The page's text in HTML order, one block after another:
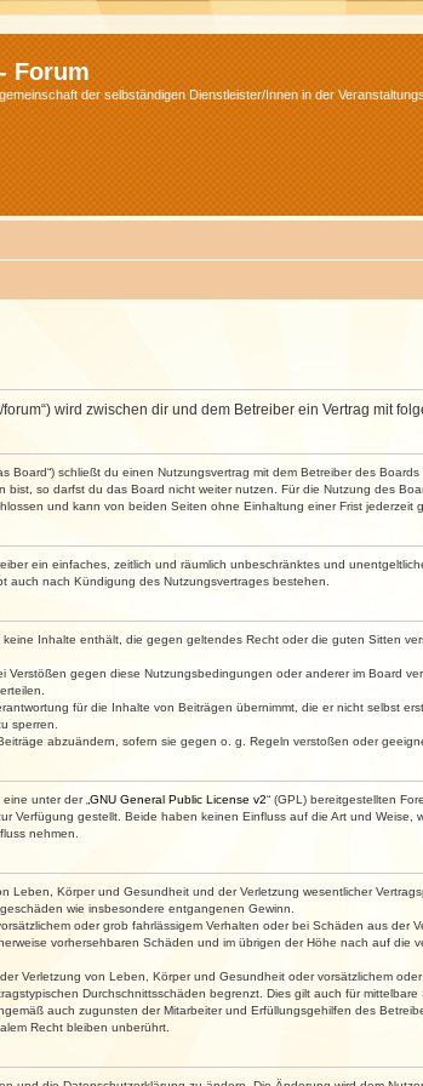
Forum
der selbständigen Dienstleister/Innen in der
forum“) wird zwischen dir und dem Betreiber ein Vertrag mit
Board“) schließt du einen Nutzungsvertrag mit dem Betreiber des
so darfst du das Board nicht weiter nutzen. Für die Nutzung des
und kann von beiden Seiten ohne Einhaltung einer Frist jederzeit
ein einfaches, zeitlich und räumlich unbeschränktes und
auch nach Kündigung des Nutzungsvertrages bestehen.
Inhalte enthält, die gegen geltendes Recht oder die guten Sitten
Verstößen gegen diese Nutzungsbedingungen oder anderer im Board
für die Inhalte von Beiträgen übernimmt, die er nicht selbst
sperren.
abzuändern, sofern sie gegen o. g. Regeln verstoßen oder
unter der „ GNU General Public License v2“ (GPL) bereitgestellten
Verfügung gestellt. Beide haben keinen Einfluss auf die Art und
nehmen.
Leben, Körper und Gesundheit und der Verletzung wesentlicher
wie insbesondere entgangenen Gewinn.
oder grob fahrlässigem Verhalten oder bei Schäden aus
vorhersehbaren Schäden und im übrigen der Höhe nach auf
Verletzung von Leben, Körper und Gesundheit oder vorsätzlichem
Durchschnittsschäden begrenzt. Dies gilt auch für
auch zugunsten der Mitarbeiter und Erfüllungsgehilfen des
Recht bleiben unberührt.